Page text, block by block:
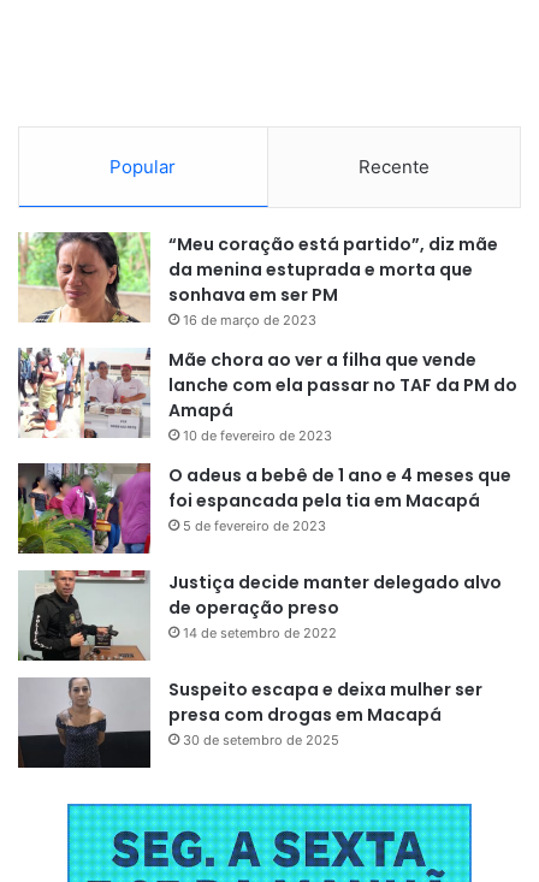
Popular Recente
“Meu coração está partido”, diz mãe
da menina estuprada e morta que
sonhava em ser PM
16 de março de 2023
Mãe chora ao ver a filha que vende
lanche com ela passar no TAF da PM do
Amapá
10 de fevereiro de 2023
O adeus a bebê de 1 ano e 4 meses que
foi espancada pela tia em Macapá
5 de fevereiro de 2023
Justiça decide manter delegado alvo
de operação preso
14 de setembro de 2022
Suspeito escapa e deixa mulher ser
presa com drogas em Macapá
30 de setembro de 2025